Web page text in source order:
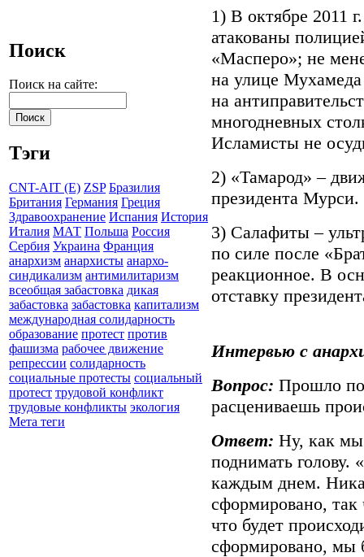
Поиск
Поиск на сайте:
Тэги
CNT-AIT (E) ZSP Бразилия
Британия Германия Греция
Здравоохранение Испания История
Италия МАТ Польша Россия
Сербия Украина Франция
анархизм анархисты анархо-
синдикализм антимилитаризм
всеобщая забастовка дикая
забастовка забастовка капитализм
международная солидарность
образование протест против
фашизма рабочее движение
репрессии солидарность
социальные протесты социальный
протест трудовой конфликт
трудовые конфликты экология
Мета теги
1) В октябре 2011
атакованы
«Масперо»; не
на улице
на
многодневных
Исламисты не
2) «Тамарод» –
президента Мурси.
3) Салафиты –
по силе после
реакционное. В
отставку
Интервью с
Вопрос: Прошло
расцениваешь
Ответ: Ну, как мы
поднимать голову.
каждым днем.
сформировано,
что будет
сформировано, мы